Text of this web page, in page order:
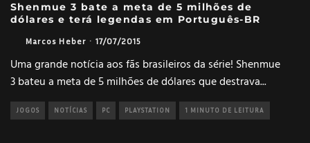
Shenmue 3 bate a meta de 5 milhões de
dólares e terá legendas em Português-BR
Marcos Heber · 17/07/2015
Uma grande notícia aos fãs brasileiros da série! Shenmue
3 bateu a meta de 5 milhões de dólares que destrava...
JOGOS NOTÍCIAS PC PLAYSTATION 1 MINUTO DE LEITURA